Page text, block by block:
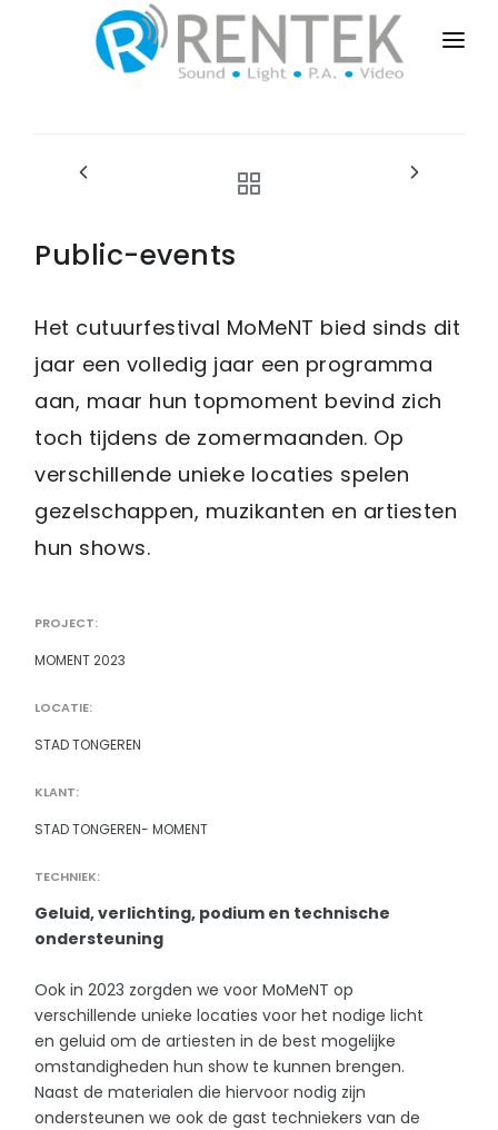
PRIVATE-EVENTS
CONTACT
Public-events
Het cutuurfestival MoMeNT bied sinds dit
jaar een volledig jaar een programma
aan, maar hun topmoment bevind zich
toch tijdens de zomermaanden. Op
verschillende unieke locaties spelen
gezelschappen, muzikanten en artiesten
hun shows.
PROJECT:
MOMENT 2023
LOCATIE:
STAD TONGEREN
KLANT:
STAD TONGEREN- MOMENT
TECHNIEK:
Geluid, verlichting, podium en technische
ondersteuning
Ook in 2023 zorgden we voor MoMeNT op
verschillende unieke locaties voor het nodige licht
en geluid om de artiesten in de best mogelijke
omstandigheden hun show te kunnen brengen.
Naast de materialen die hiervoor nodig zijn
ondersteunen we ook de gast techniekers van de